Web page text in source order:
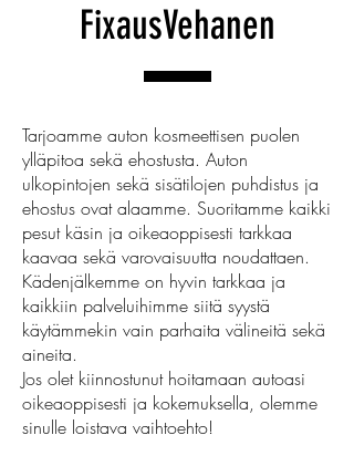
FixausVehanen
Tarjoamme auton kosmeettisen puolen
ylläpitoa sekä ehostusta. Auton
ulkopintojen sekä sisätilojen puhdistus ja
ehostus ovat alaamme. Suoritamme kaikki
pesut käsin ja oikeaoppisesti tarkkaa
kaavaa sekä varovaisuutta noudattaen.
Kädenjälkemme on hyvin tarkkaa ja
kaikkiin palveluihimme siitä syystä
käytämmekin vain parhaita välineitä sekä
aineita.
Jos olet kiinnostunut hoitamaan autoasi
oikeaoppisesti ja kokemuksella, olemme
sinulle loistava vaihtoehto!